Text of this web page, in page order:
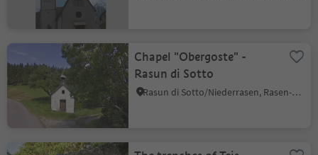
Chapel "Obergoste" -
Rasun di Sotto
Rasun di Sotto/Niederrasen, Rasen-Antholz/Rasun Anterselva, Dolomites Region Kronplatz/Plan de Corones